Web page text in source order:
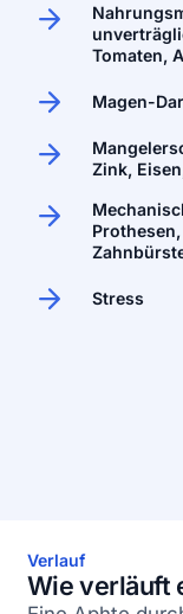
Tomaten,
Magen-
Zink,
Stress
Verlauf
Wie verläuft